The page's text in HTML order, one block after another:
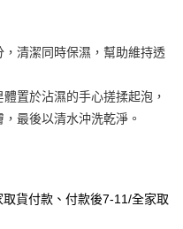
台北富邦商業銀行
台中商業銀行
華泰商業銀行
遠東國際商業銀行
清潔同時保濕，幫助維持透
置於沾濕的手心搓揉起泡，
最後以清水沖洗乾淨。
取貨付款、付款後7-11/全家取